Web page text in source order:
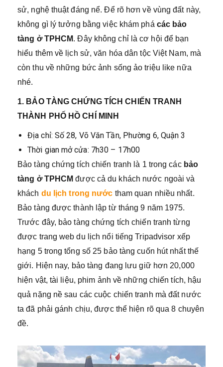
sử, nghệ thuật đáng nể. Để rõ hơn về vùng đất này,
không gì lý tưởng bằng việc khám phá các bảo
tàng ở TPHCM. Đây không chỉ là cơ hội để bạn
hiểu thêm về lịch sử, văn hóa dân tộc Việt Nam, mà
còn thu về những bức ảnh sống ảo triệu like nữa
nhé.
1. BẢO TÀNG CHỨNG TÍCH CHIẾN TRANH
THÀNH PHỐ HỒ CHÍ MINH
Địa chỉ: Số 28, Võ Văn Tần, Phường 6, Quận 3
Thời gian mở cửa: 7h30 – 17h00
Bảo tàng chứng tích chiến tranh là 1 trong các bảo
tàng ở TPHCM được cả du khách nước ngoài và
khách du lịch trong nước tham quan nhiều nhất.
Bảo tàng được thành lập từ tháng 9 năm 1975.
Trước đây, bảo tàng chứng tích chiến tranh từng
được trang web du lịch nổi tiếng Tripadvisor xếp
hạng 5 trong tổng số 25 bảo tàng cuốn hút nhất thế
giới. Hiện nay, bảo tàng đang lưu giữ hơn 20,000
hiện vật, tài liệu, phim ảnh về những chiến tích, hậu
quả nặng nề sau các cuộc chiến tranh mà đất nước
ta đã phải gánh chịu, được thể hiện rõ qua 8 chuyên
đề.